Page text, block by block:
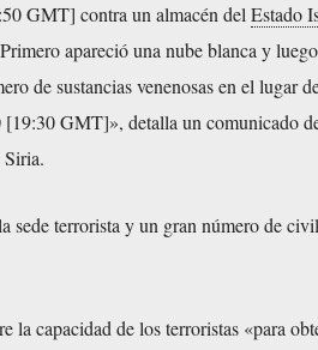
GMT] contra un almacén delEstado
apareció una nube blanca y
de sustancias venenosas en el lugar
[19:30 GMT]», detalla un comunicado
sede terrorista y un gran número de
la capacidad de los terroristas «para